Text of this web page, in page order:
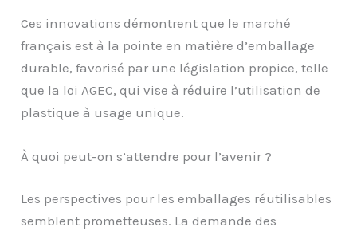
Ces innovations démontrent que le marché
français est à la pointe en matière d’emballage
durable, favorisé par une législation propice, telle
que la loi AGEC, qui vise à réduire l’utilisation de
plastique à usage unique.
À quoi peut-on s’attendre pour l’avenir ?
Les perspectives pour les emballages réutilisables
semblent prometteuses. La demande des